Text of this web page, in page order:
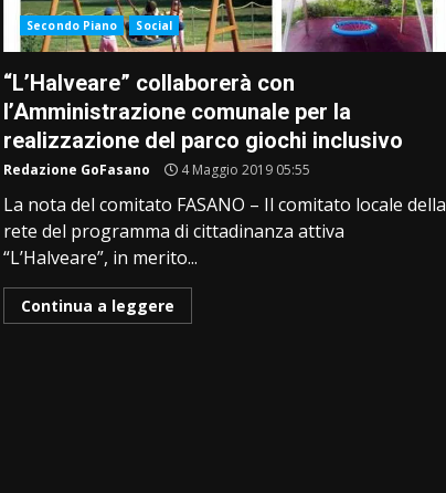
Secondo Piano Social
“L’Halveare” collaborerà con
l’Amministrazione comunale per la
realizzazione del parco giochi inclusivo
Redazione GoFasano 4 Maggio 2019 05:55
La nota del comitato FASANO – Il comitato locale della
rete del programma di cittadinanza attiva
“L’Halveare”, in merito...
Continua a leggere